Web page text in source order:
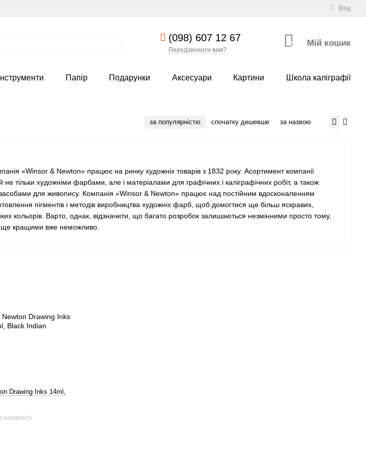
Вхід
(098) 607 12 67
Передзвонити вам?
0 Мій кошик
Інструменти Папір Подарунки Аксесуари Картини Школа каліграфії
за популярністю спочатку дешевше за назвою
«Winsor & Newton» працює на ринку художніх товарів з 1832 року. Асортимент компанії
не тільки художніми фарбами, але і матеріалами для графічних і каліграфічних робіт, а також
для живопису. Компанія «Winsor & Newton» працює над постійним вдосконаленням
пігментів і методів виробництва художніх фарб, щоб домогтися ще більш яскравих,
кольорів. Варто, однак, відзначити, що багато розробок залишаються незмінними просто тому,
ще кращими вже неможливо.
Drawing Inks 14ml,
наявності